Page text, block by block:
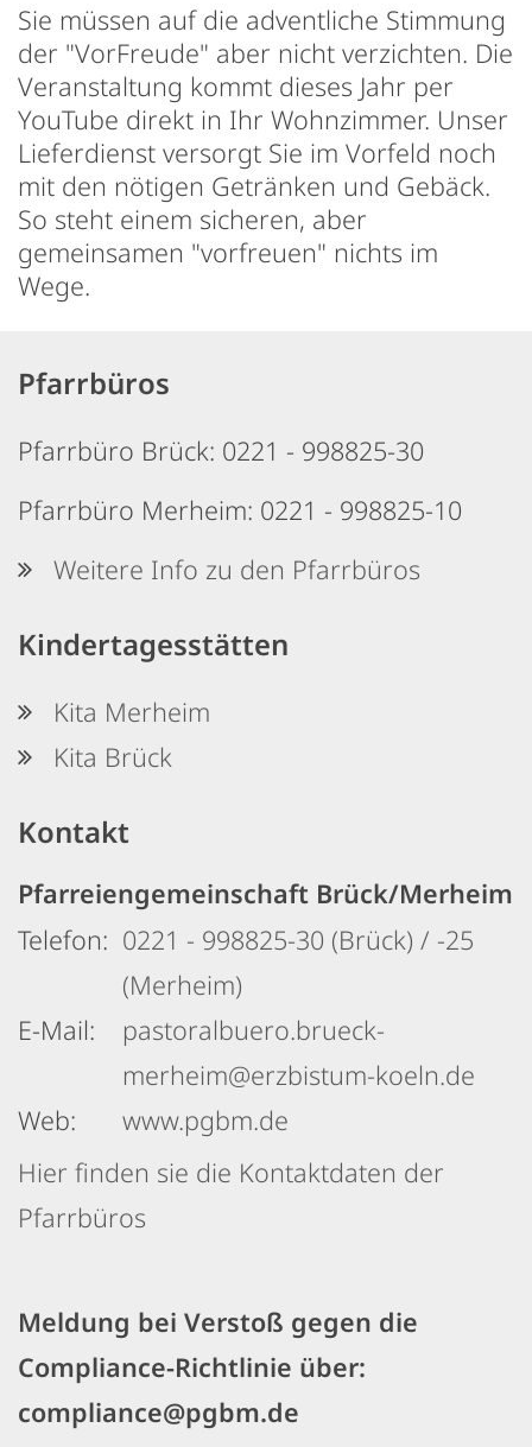
Sie müssen auf die adventliche Stimmung
der "VorFreude" aber nicht verzichten. Die
Veranstaltung kommt dieses Jahr per
YouTube direkt in Ihr Wohnzimmer. Unser
Lieferdienst versorgt Sie im Vorfeld noch
mit den nötigen Getränken und Gebäck.
So steht einem sicheren, aber
gemeinsamen "vorfreuen" nichts im
Wege.
Pfarrbüros
Pfarrbüro Brück: 0221 - 998825-30
Pfarrbüro Merheim: 0221 - 998825-10
Weitere Info zu den Pfarrbüros
Kindertagesstätten
Kita Merheim
Kita Brück
Kontakt
Pfarreiengemeinschaft Brück/Merheim
Telefon: 0221 - 998825-30 (Brück) / -25
(Merheim)
E-Mail:
pastoralbuero.brueck-
merheim@erzbistum-koeln.de
Web:
www.pgbm.de
Hier finden sie die Kontaktdaten der
Pfarrbüros
Meldung bei Verstoß gegen die
Compliance-Richtlinie über:
compliance@pgbm.de